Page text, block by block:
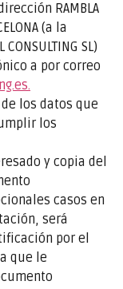
RAMBLA
(a la
SL)
a por correo
los datos que
los
y copia del
casos en
será
por el
que le